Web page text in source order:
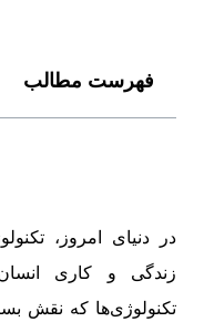
فهرست مطالب
در دنیای امروز،
زندگی و کاری
تکنولوژی‌ها که نقش